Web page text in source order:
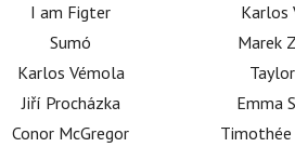
I am Figter
Sumó
Karlos Vémola
Jiří Procházka
Conor McGregor
Karlos
Marek
Emma